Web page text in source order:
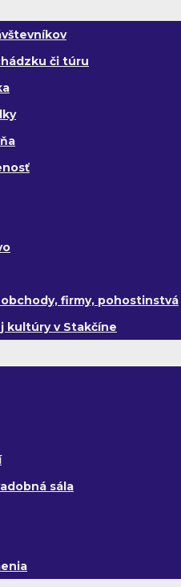
či túru
firmy, pohostinstvá
kultúry v Stakčíne
sála